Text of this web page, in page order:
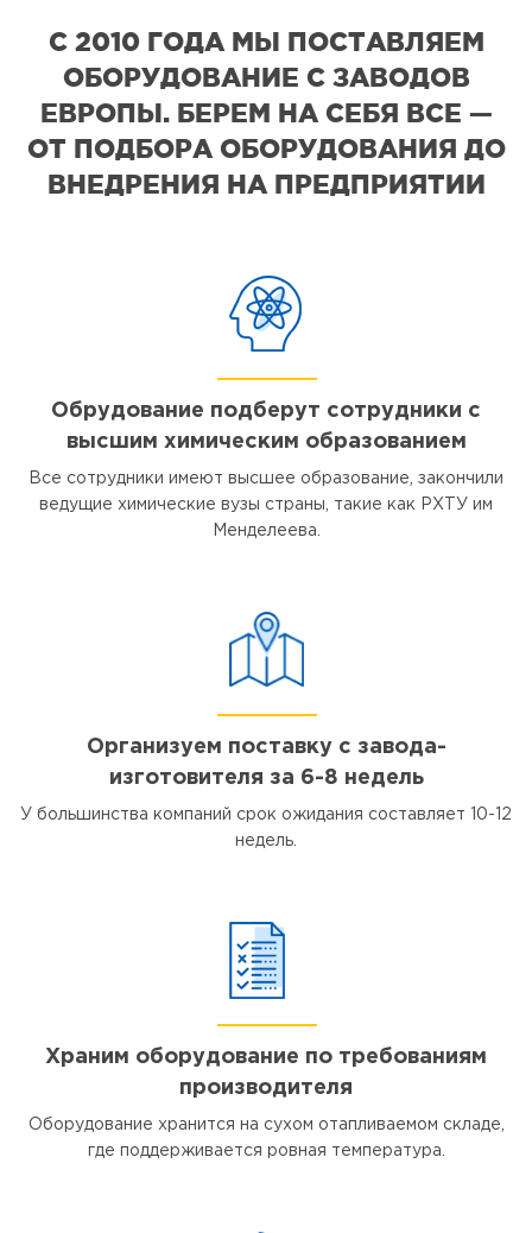
С 2010 ГОДА МЫ ПОСТАВЛЯЕМ
ОБОРУДОВАНИЕ С ЗАВОДОВ
ЕВРОПЫ. БЕРЕМ НА СЕБЯ ВСЕ —
ОТ ПОДБОРА ОБОРУДОВАНИЯ ДО
ВНЕДРЕНИЯ НА ПРЕДПРИЯТИИ
Обрудование подберут сотрудники с
высшим химическим образованием
Все сотрудники имеют высшее образование, закончили
ведущие химические вузы страны, такие как РХТУ им
Менделеева.
Организуем поставку с завода-
изготовителя за 6-8 недель
У большинства компаний срок ожидания составляет 10-12
недель.
Храним оборудование по требованиям
производителя
Оборудование хранится на сухом отапливаемом складе,
где поддерживается ровная температура.